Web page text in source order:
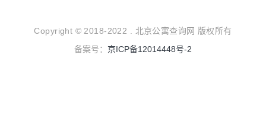
Copyright © 2018-2022 . 北京公寓查询网 版权所有
备案号： 京ICP备12014448号-2